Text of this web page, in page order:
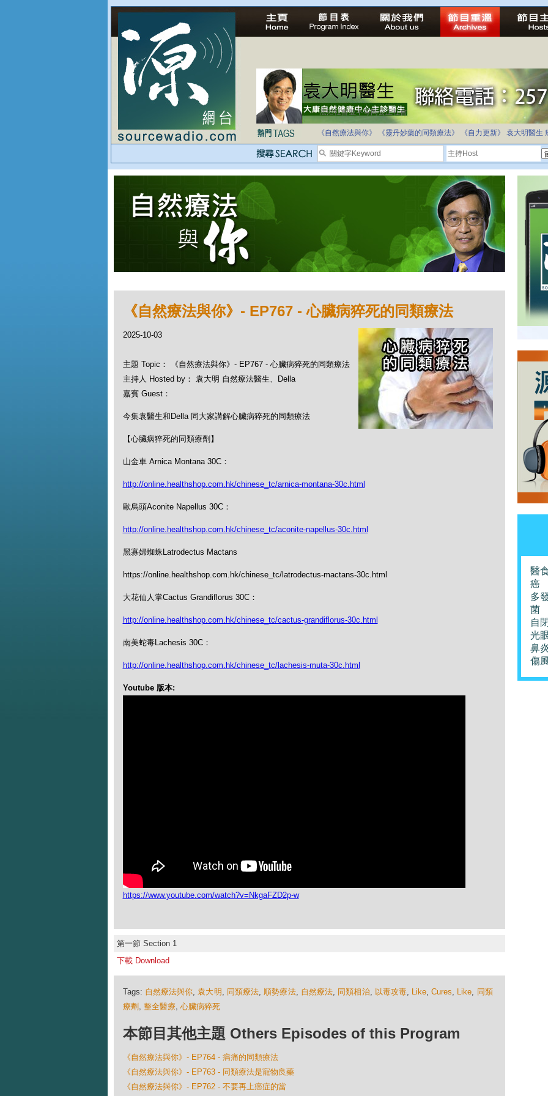
法治社會並不等同公正社會
自家教育合法化-推動多元化教育，全民學卷制
《自然療法與你》
《靈丹妙藥的同類療法》 《自力更新》 袁大明醫生
《自然療法與你》- EP767 - 心臟病猝死的同類療法
2025-10-03
主題 Topic： 《自然療法與你》- EP767 - 心臟病猝死的同類療法
主持人 Hosted by： 袁大明 自然療法醫生、Della
嘉賓 Guest：
今集袁醫生和Della 同大家講解心臟病猝死的同類療法
【心臟病猝死的同類療劑】
山金車 Arnica Montana 30C：
http://online.healthshop.com.hk/chinese_tc/arnica-montana-30c.html
歐烏頭Aconite Napellus 30C：
http://online.healthshop.com.hk/chinese_tc/aconite-napellus-30c.html
黑寡婦蜘蛛Latrodectus Mactans
https://online.healthshop.com.hk/chinese_tc/latrodectus-mactans-30c.html
大花仙人掌Cactus Grandiflorus 30C：
http://online.healthshop.com.hk/chinese_tc/cactus-grandiflorus-30c.html
南美蛇毒Lachesis 30C：
http://online.healthshop.com.hk/chinese_tc/lachesis-muta-30c.html
Youtube 版本:
https://www.youtube.com/watch?v=NkgaFZD2p-w
第一節 Section 1
下載 Download
Tags: 自然療法與你,袁大明 , 同類療法, 順勢療法, 自然療法, 同類相治, 以毒攻毒, Like,Cures, Like, 同類
療劑 , 整全醫療, 心臟病猝死
本節目其他主題 Others Episodes of this Program
《自然療法與你》- EP764 - 㾓痛的同類療法
《自然療法與你》- EP763 - 同類療法是寵物良藥
《自然療法與你》- EP762 - 不要再上癌症的當
醫
癌
多
菌
自
光
鼻
傷